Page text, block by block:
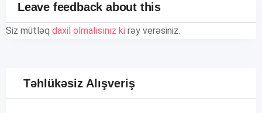
Leave feedback about this
Siz mütləq daxil olmalısınız ki rəy verəsiniz.
Təhlükəsiz Alışveriş